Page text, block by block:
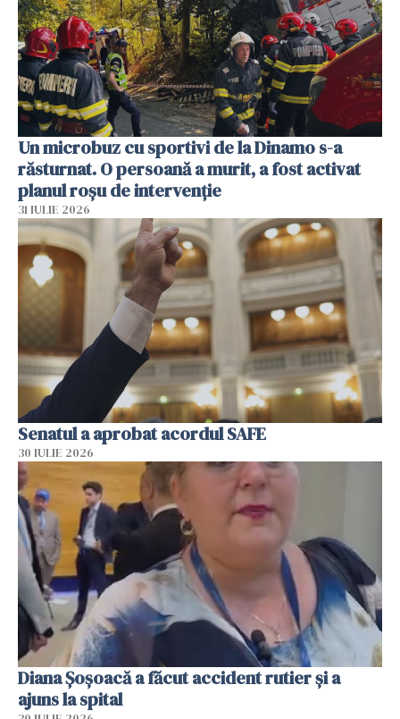
Un microbuz cu sportivi de la Dinamo s-a
răsturnat. O persoană a murit, a fost activat
planul roșu de intervenție
31 IULIE 2026
Senatul a aprobat acordul SAFE
30 IULIE 2026
Diana Șoșoacă a făcut accident rutier și a
ajuns la spital